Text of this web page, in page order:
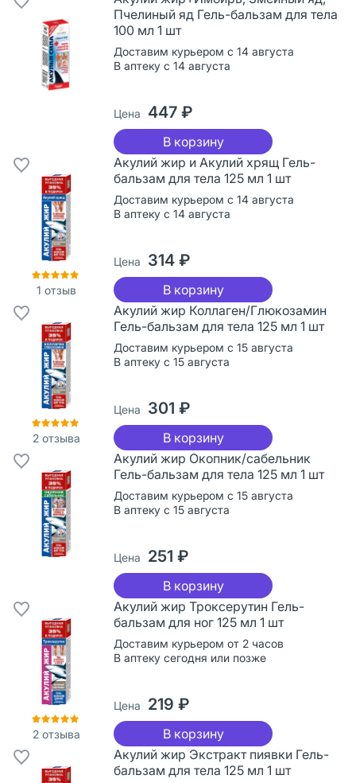
Пчелиный яд Гель-бальзам для тела
100 мл 1 шт
Доставим курьером с 14 августа
В аптеку с 14 августа
Цена 447 ₽
В корзину
1 отзыв
Акулий жир и Акулий хрящ Гель-
бальзам для тела 125 мл 1 шт
Доставим курьером с 14 августа
В аптеку с 14 августа
Цена 314 ₽
В корзину
2 отзыва
Акулий жир Коллаген/Глюкозамин
Гель-бальзам для тела 125 мл 1 шт
Доставим курьером с 15 августа
В аптеку с 15 августа
Цена 301 ₽
В корзину
Акулий жир Окопник/сабельник
Гель-бальзам для тела 125 мл 1 шт
Доставим курьером с 15 августа
В аптеку с 15 августа
Цена 251 ₽
В корзину
2 отзыва
Акулий жир Троксерутин Гель-
бальзам для ног 125 мл 1 шт
Доставим курьером от 2 часов
В аптеку сегодня или позже
Цена 219 ₽
В корзину
Акулий жир Экстракт пиявки Гель-
бальзам для тела 125 мл 1 шт